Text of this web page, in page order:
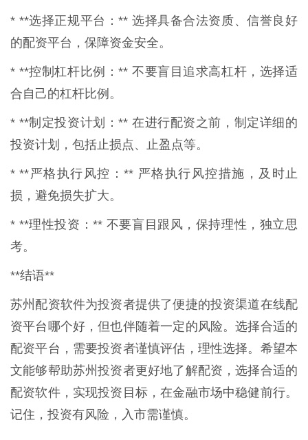
* **选择正规平台：** 选择具备合法资质、信誉良好
的配资平台，保障资金安全。
* **控制杠杆比例：** 不要盲目追求高杠杆，选择适
合自己的杠杆比例。
* **制定投资计划：** 在进行配资之前，制定详细的
投资计划，包括止损点、止盈点等。
* **严格执行风控：** 严格执行风控措施，及时止
损，避免损失扩大。
* **理性投资：** 不要盲目跟风，保持理性，独立思
考。
**结语**
苏州配资软件为投资者提供了便捷的投资渠道在线配
资平台哪个好，但也伴随着一定的风险。选择合适的
配资平台，需要投资者谨慎评估，理性选择。希望本
文能够帮助苏州投资者更好地了解配资，选择合适的
配资软件，实现投资目标，在金融市场中稳健前行。
记住，投资有风险，入市需谨慎。